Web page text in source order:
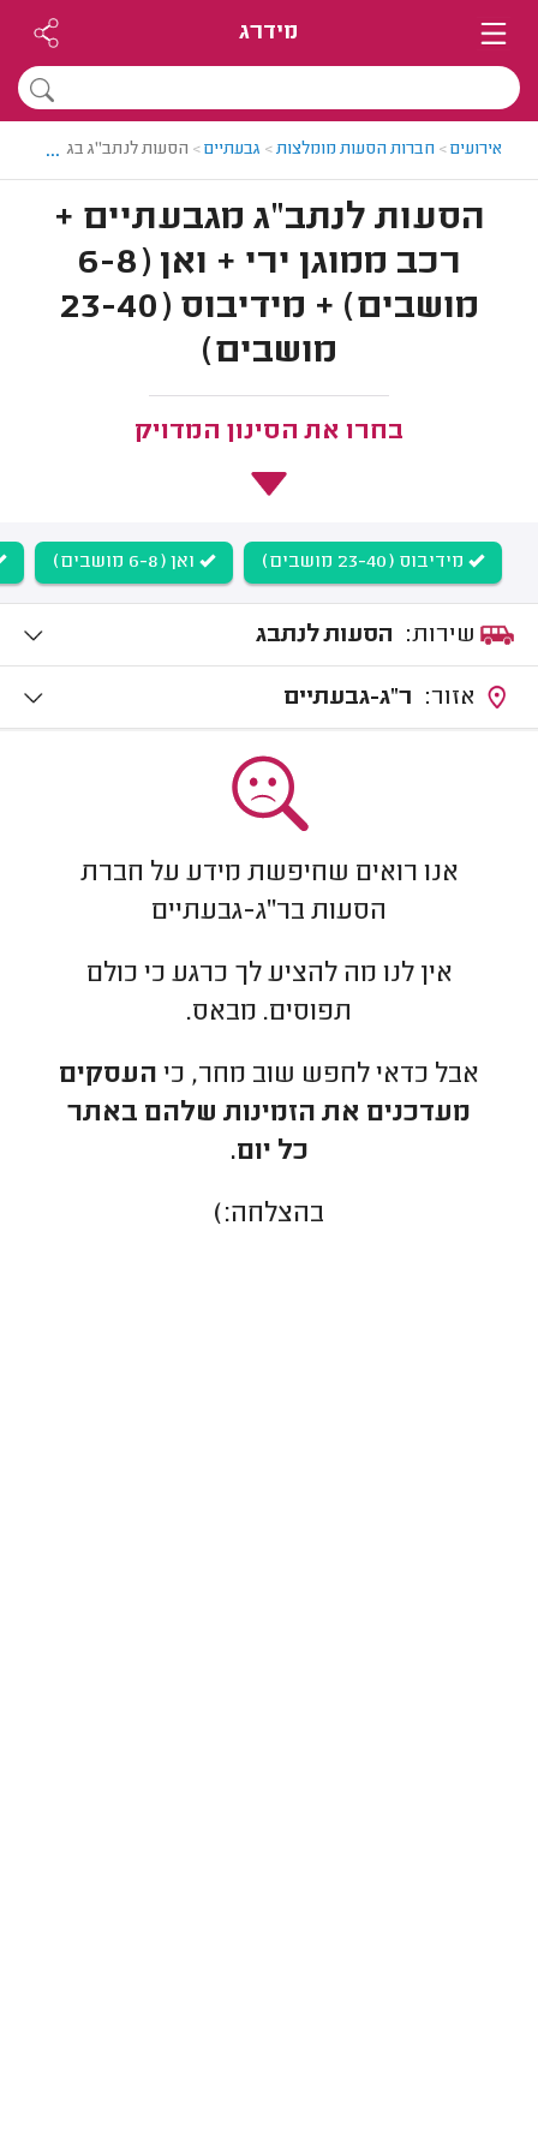
מידרג
אירועים> חברות הסעות מומלצות> גבעתיים> הסעות לנתב"ג בגבעתיים
...
הסעות לנתב"ג מגבעתיים +
רכב ממוגן ירי + ואן (6-8
מושבים) + מידיבוס (23-40
מושבים)
בחרו את הסינון המדויק
מידיבוס (23-40 מושבים) ואן (6-8 מושבים)
הסעות לנתבג
ר"ג-גבעתיים
אנו רואים שחיפשת מידע על חברת
הסעות בר"ג-גבעתיים
אין לנו מה להציע לך כרגע כי כולם
תפוסים. מבאס.
אבל כדאי לחפש שוב מחר, כי העסקים
מעדכנים את הזמינות שלהם באתר
כל יום.
בהצלחה:)